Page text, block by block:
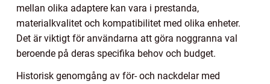
mellan olika adaptere kan vara i prestanda,
materialkvalitet och kompatibilitet med olika enheter.
Det är viktigt för användarna att göra noggranna val
beroende på deras specifika behov och budget.
Historisk genomgång av för- och nackdelar med